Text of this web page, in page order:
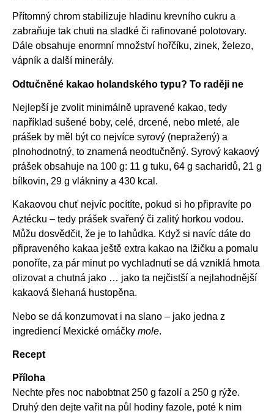
Přítomný chrom stabilizuje hladinu krevního cukru a
zabraňuje tak chuti na sladké či rafinované polotovary.
Dále obsahuje enormní množství hořčíku, zinek, železo,
vápník a další minerály.
Odtučněné kakao holandského typu? To raději ne
Nejlepší je zvolit minimálně upravené kakao, tedy
například sušené boby, celé, drcené, nebo mleté, ale
prášek by měl být co nejvíce syrový (nepražený) a
plnohodnotný, to znamená neodtučněný. Syrový kakaový
prášek obsahuje na 100 g: 11 g tuku, 64 g sacharidů, 21 g
bílkovin, 29 g vlákniny a 430 kcal.
Kakaovou chuť nejvíc pocítíte, pokud si ho připravíte po
Aztécku – tedy prášek svařený či zalitý horkou vodou.
Můžu dosvědčit, že je to lahůdka. Když si navíc dáte do
připraveného kakaa ještě extra kakao na lžičku a pomalu
ponoříte, za pár minut po vychladnutí se dá vzniklá hmota
olizovat a chutná jako … jako ta nejčistší a nejlahodnější
kakaová šlehaná hustopěna.
Nebo se dá konzumovat i na slano – jako jedna z
ingrediencí Mexické omáčky mole.
Recept
Příloha
Nechte přes noc nabobtnat 250 g fazolí a 250 g rýže.
Druhý den dejte vařit na půl hodiny fazole, poté k nim